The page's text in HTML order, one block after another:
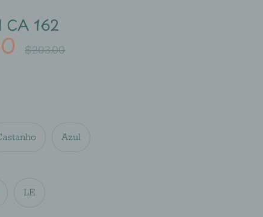
CA 162
price
$203.00
Azul
LE